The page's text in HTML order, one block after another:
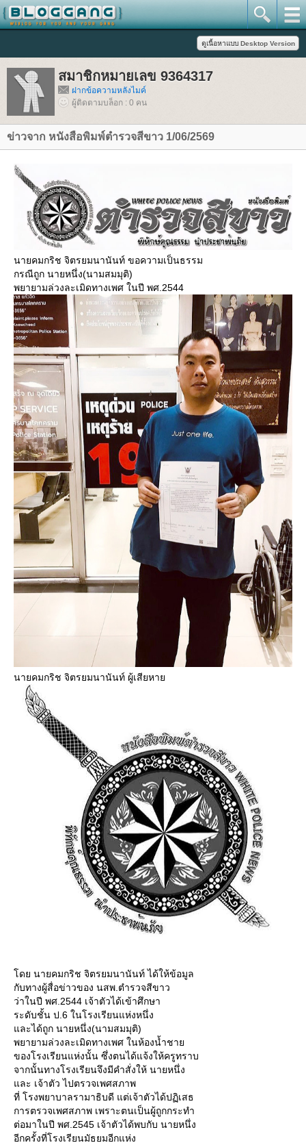
สมาชิกหมายเลข 9364317
ฝากข้อความหลังไมค์
ผู้ติดตามบล็อก : 0 คน
ข่าวจาก หนังสือพิมพ์ตำรวจสีขาว 1/06/2569
นายคมกริช จิตรยมนานันท์ ขอความเป็นธรรม
กรณีถูก นายหนึ่ง(นามสมมุติ)
พยายามล่วงละเมิดทางเพศ ในปี พศ.2544
นายคมกริช จิตรยมนานันท์ ผู้เสียหา
ดย นายคมกริช จิตรยมนานันท์ ได้ให้ข้อมูล
กับทางผู้สื่อข่าวของ นสพ.ตำรวจสีขาว
ว่าในปี พศ.2544 เจ้าตัวได้เข้าศึกษา
ระดับชั้น ป.6 ในโรงเรียนแห่งหนึ่ง
ละได้ถูก นายหนึ่ง(นามสมมุติ)
พยายามล่วงละเมิดทางเพศ ในห้องน้ำชา
ของโรงเรียนแห่งนั้น ซึ่งตนได้แจ้งให้ครูทราบ
จากนั้นทางโรงเรียนจึงมีคำสั่งให้ นายหนึ่ง
ละ เจ้าตัว ไปตรวจเพศสภาพ
ที่ โรงพยาบาลรามาธิบดี แต่เจ้าตัวได้ปฏิเสธ
การตรวจเพศสภาพ เพราะตนเป็นผู้ถูกกระทำ
ต่อมาในปี พศ.2545 เจ้าตัวได้พบกับ นายหนึ่ง
อีกครั้งที่โรงเรียนมัธยมอีกแห่ง